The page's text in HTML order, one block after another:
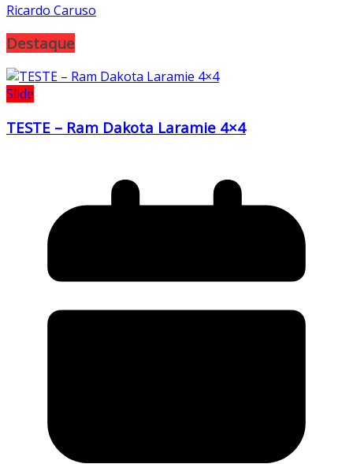
Ricardo Caruso
Destaque
Slide
TESTE – Ram Dakota Laramie 4×4